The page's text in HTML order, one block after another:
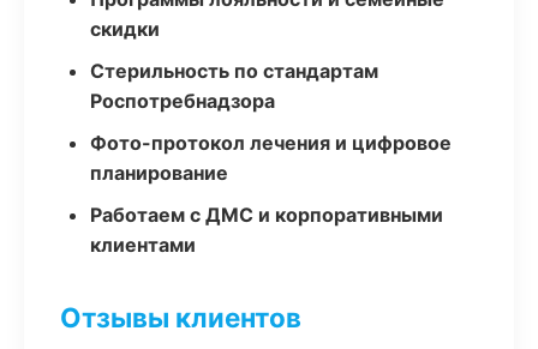
скидки
Стерильность по стандартам
Роспотребнадзора
Фото-протокол лечения и цифровое
планирование
Работаем с ДМС и корпоративными
клиентами
Отзывы клиентов